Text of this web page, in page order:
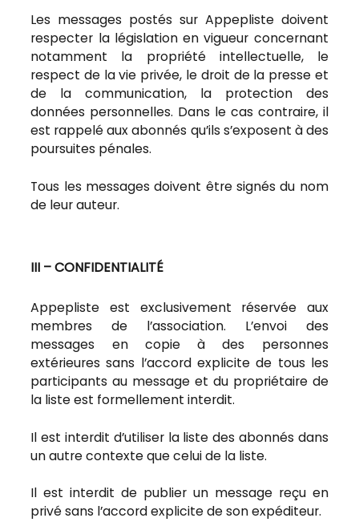
Les messages postés sur Appepliste doivent
respecter la législation en vigueur concernant
notamment la propriété intellectuelle, le
respect de la vie privée, le droit de la presse et
de la communication, la protection des
données personnelles. Dans le cas contraire, il
est rappelé aux abonnés qu’ils s’exposent à des
poursuites pénales.
Tous les messages doivent être signés du nom
de leur auteur.
III – CONFIDENTIALITÉ
Appepliste est exclusivement réservée aux
membres de l’association. L’envoi des
messages en copie à des personnes
extérieures sans l’accord explicite de tous les
participants au message et du propriétaire de
la liste est formellement interdit.
Il est interdit d’utiliser la liste des abonnés dans
un autre contexte que celui de la liste.
Il est interdit de publier un message reçu en
privé sans l’accord explicite de son expéditeur.